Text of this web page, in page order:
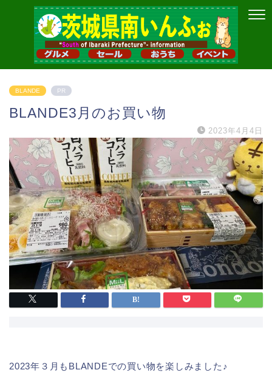
BLANDE PR
BLANDE3月のお買い物
2023年4月4日
2023年３月もBLANDEでの買い物を楽しみました♪